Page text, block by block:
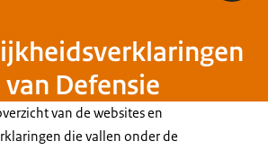
Defensie
van de websitesen
die vallen onder de